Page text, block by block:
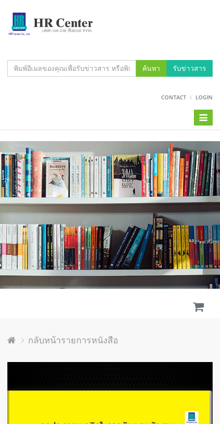
ค้นหา รับข่าวสาร
CONTACT LOGIN
Toggle
กลับหน้ารายการหนังสือ